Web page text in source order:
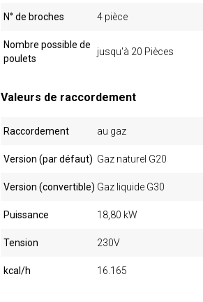
N° de broches 4 pièce
Nombre possible de
poulets
jusqu'à 20 Pièces
Valeurs de raccordement
Raccordement au gaz
Version (par défaut) Gaz naturel G20
Version (convertible) Gaz liquide G30
Puissance 18,80 kW
Tension 230V
kcal/h 16.165